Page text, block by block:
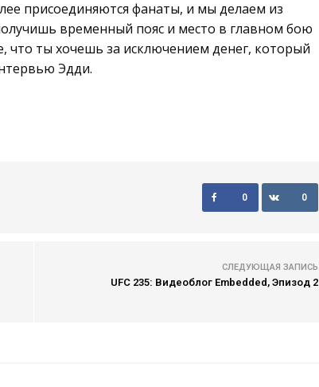
присоединяются фанаты, и мы делаем из
временный пояс и место в главном бою
что ты хочешь за исключением денег, который
Эдди.
0 0
СЛЕДУЮЩАЯ ЗАПИСЬ
UFC 235: Видеоблог Embedded, Эпизод 2